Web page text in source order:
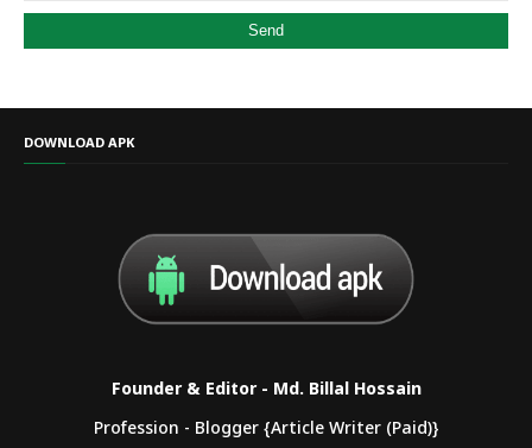
DOWNLOAD APK
Founder & Editor - Md. Billal Hossain
Profession - Blogger {Article Writer (Paid)}